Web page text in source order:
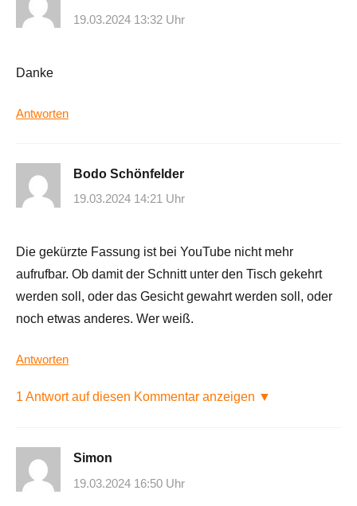
19.03.2024 13:32 Uhr
Danke
Antworten
Bodo Schönfelder
19.03.2024 14:21 Uhr
Die gekürzte Fassung ist bei YouTube nicht mehr
aufrufbar. Ob damit der Schnitt unter den Tisch gekehrt
werden soll, oder das Gesicht gewahrt werden soll, oder
noch etwas anderes. Wer weiß.
Antworten
1 Antwort auf diesen Kommentar anzeigen ▼
Simon
19.03.2024 16:50 Uhr